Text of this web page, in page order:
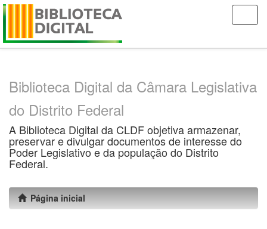
Skip
Biblioteca Digital da Câmara Legislativa
do Distrito Federal
A Biblioteca Digital da CLDF objetiva armazenar,
preservar e divulgar documentos de interesse do
Poder Legislativo e da população do Distrito
Federal.
Página inicial